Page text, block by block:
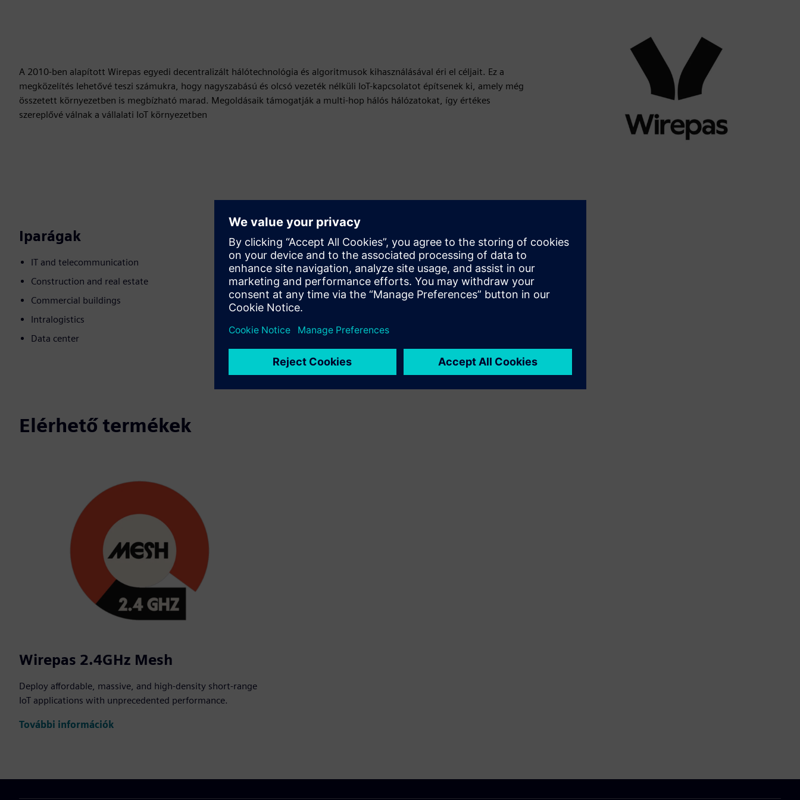
A 2010-ben alapított Wirepas egyedi decentralizált hálótechnológia és algoritmusok kihasználásával éri el céljait. Ez a
megközelítés lehetővé teszi számukra, hogy nagyszabású és olcsó vezeték nélküli IoT-kapcsolatot építsenek ki, amely még
összetett környezetben is megbízható marad. Megoldásaik támogatják a multi-hop hálós hálózatokat, így értékes
szereplővé válnak a vállalati IoT környezetben
Iparágak
IT and telecommunication
Construction and real estate
Commercial buildings
Intralogistics
Data center
Mozgás
Build
Új termék létrehozásával bővíti vagy építi
teremékkínálatát a Siemens Xcelerator termékre /
megoldásra építve, illetve új megoldást hoz létre ügyfelek
integrálásával
Elérhető termékek
Wirepas 2.4GHz Mesh
Deploy affordable, massive, and high-density short-range
IoT applications with unprecedented performance.
További információk